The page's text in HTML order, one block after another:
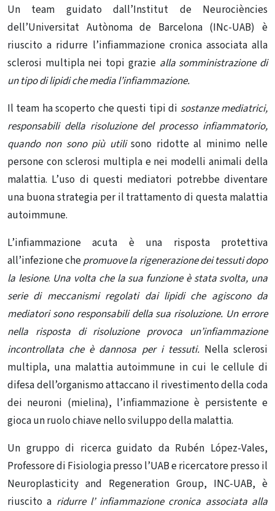
Un team guidato dall’Institut de Neurociències
dell’Universitat Autònoma de Barcelona (INc-UAB) è
riuscito a ridurre l’infiammazione cronica associata alla
sclerosi multipla nei topi grazie alla somministrazione di
un tipo di lipidi che media l’infiammazione.
Il team ha scoperto che questi tipi di sostanze mediatrici,
responsabili della risoluzione del processo infiammatorio,
quando non sono più utilisono ridotte al minimo nelle
persone con sclerosi multipla e nei modelli animali della
malattia. L’uso di questi mediatori potrebbe diventare
una buona strategia per il trattamento di questa malattia
autoimmune.
L’infiammazione acuta è una risposta protettiva
all’infezione chepromuove la rigenerazione dei tessuti dopo
la lesione. Una volta che la sua funzione è stata svolta, una
serie di meccanismi regolati dai lipidi che agiscono da
mediatori sono responsabili della sua risoluzione. Un errore
nella risposta di risoluzione provoca un’infiammazione
incontrollata che è dannosa per i tessuti.Nella sclerosi
multipla, una malattia autoimmune in cui le cellule di
difesa dell’organismo attaccano il rivestimento della coda
dei neuroni (mielina), l’infiammazione è persistente e
gioca un ruolo chiave nello sviluppo della malattia.
Un gruppo di ricerca guidato da Rubén López-Vales,
Professore di Fisiologia presso l’UAB e ricercatore presso il
Neuroplasticity and Regeneration Group, INC-UAB, è
riuscito a ridurre l’ infiammazione cronica associata alla